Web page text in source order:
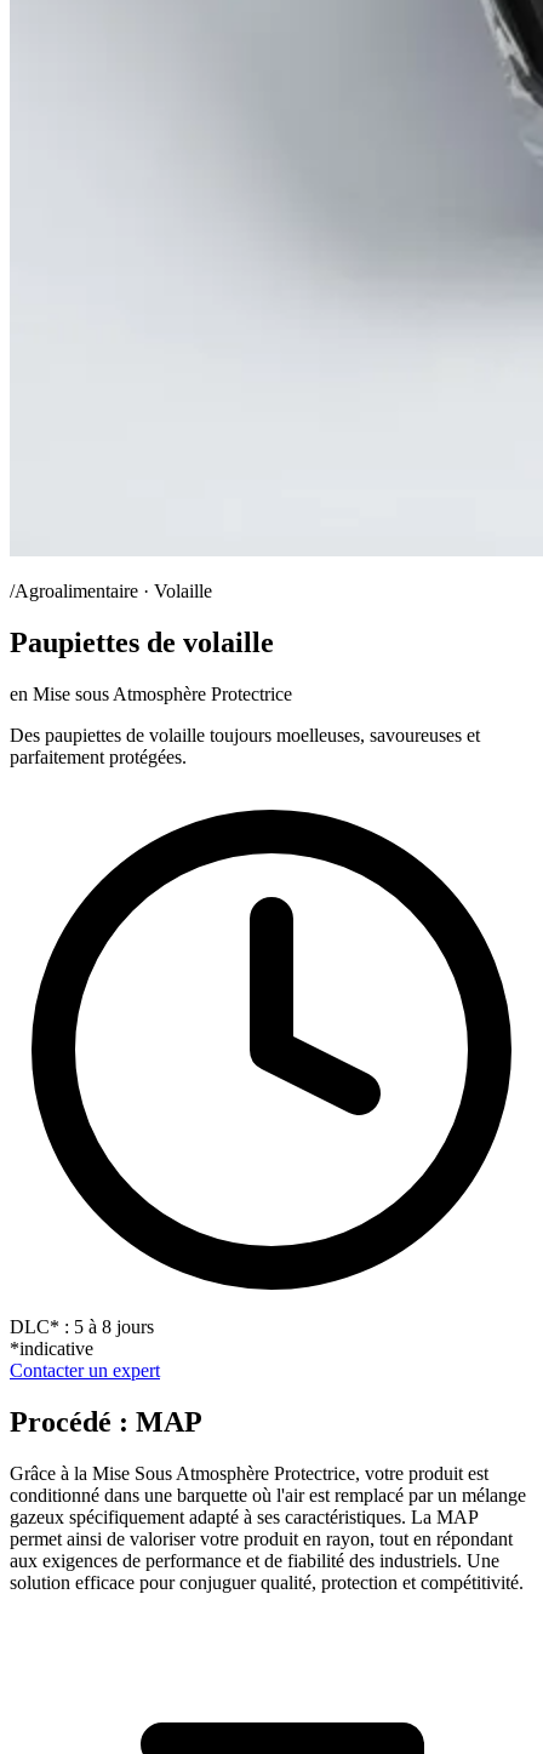
/Agroalimentaire · Volaille
Paupiettes de volaille
en Mise sous Atmosphère Protectrice
Des paupiettes de volaille toujours moelleuses, savoureuses et
parfaitement protégées.
DLC* : 5 à 8 jours
*indicative
Contacter un expert
Procédé : MAP
Grâce à la Mise Sous Atmosphère Protectrice, votre produit est
conditionné dans une barquette où l'air est remplacé par un mélange
gazeux spécifiquement adapté à ses caractéristiques. La MAP
permet ainsi de valoriser votre produit en rayon, tout en répondant
aux exigences de performance et de fiabilité des industriels. Une
solution efficace pour conjuguer qualité, protection et compétitivité.